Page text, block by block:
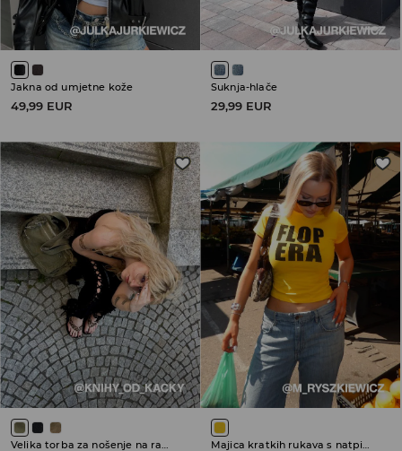
Jakna od umjetne kože
49,99 EUR
Suknja-hlače
29,99 EUR